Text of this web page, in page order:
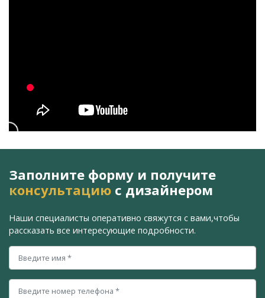
Заполните форму и получите
консультацию с дизайнером
Наши специалисты оперативно свяжутся с вами,чтобы
рассказать все интересующие подробности.